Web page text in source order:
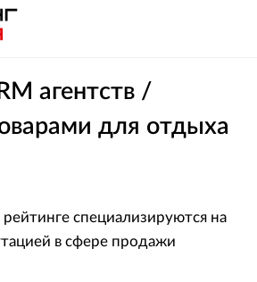
агентств /
для отдыха
специализируются на
в сфере продажи
Все участники подтвердили